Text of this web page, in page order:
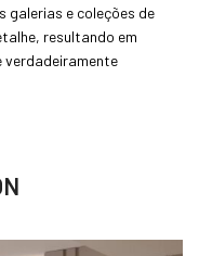
galerias e coleções de
resultando em
verdadeiramente